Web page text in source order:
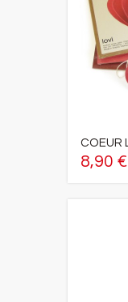
COEUR
8,90 €